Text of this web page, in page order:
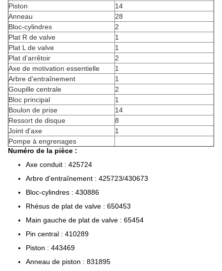
Piston
14
Anneau
28
Bloc-cylindres
2
Plat R de valve
1
Plat L de valve
1
Plat d'arrêtoir
2
Axe de motivation essentielle
1
Arbre d'entraînement
1
Goupille centrale
2
Bloc principal
1
Boulon de prise
14
Ressort de disque
8
Joint d'axe
1
Pompe à engrenages
Numéro de la pièce :
Axe conduit : 425724
Arbre d'entraînement : 425723/430673
Bloc-cylindres : 430886
Rhésus de plat de valve : 650453
Main gauche de plat de valve : 65454
Pin central : 410289
Piston : 443469
Anneau de piston : 831895